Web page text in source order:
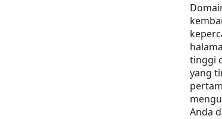
tinggi
yang
Anda